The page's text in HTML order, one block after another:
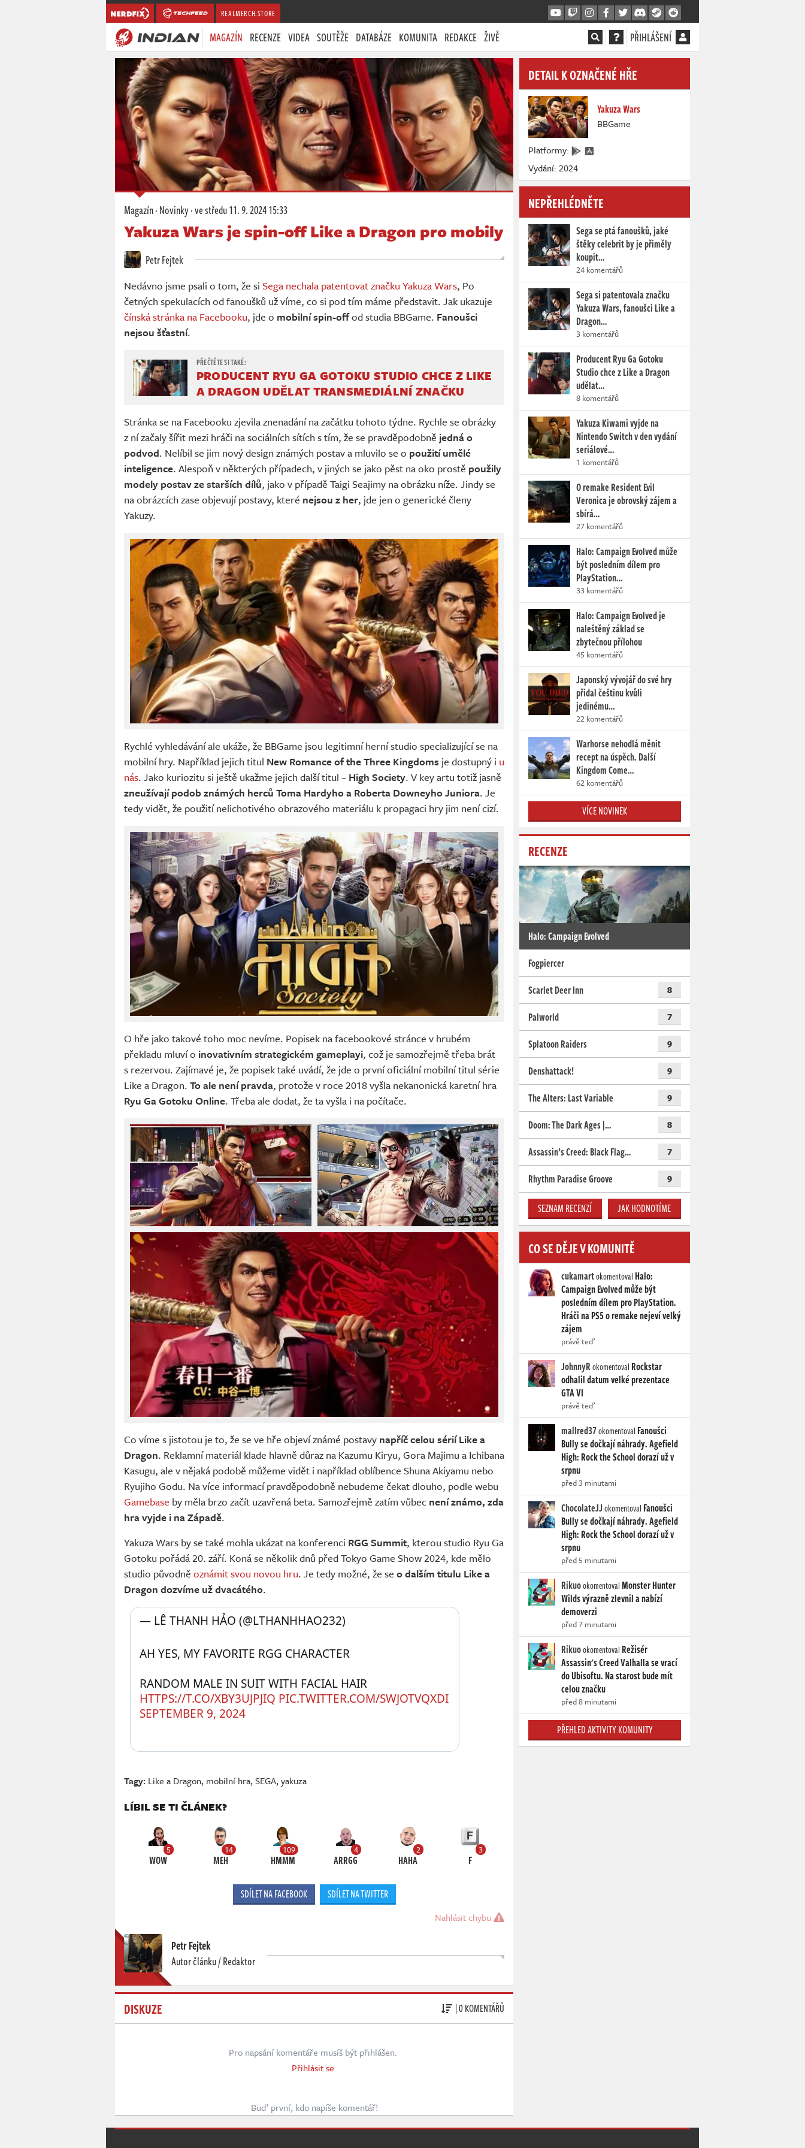
REALMERCH.STORE
MAGAZÍN RECENZE VIDEA SOUTĚŽE DATABÁZE KOMUNITA REDAKCE ŽIVĚ PŘIHLÁŠENÍ
Magazín·Novinky·ve středu11. 9. 2024 15:33
Yakuza Wars je spin-off Like a Dragon pro mobily
Petr Fejtek
Nedávno jsme psali o tom, že si Sega nechala patentovat značku Yakuza Wars, Po
četných spekulacích od fanoušků už víme, co si pod tím máme představit. Jak ukazuje
čínská stránka na Facebooku, jde o mobilní spin-offod studia BBGame. Fanoušci
nejsou šťastní.
PRODUCENT RYU GA GOTOKU STUDIO CHCE Z LIKE
A DRAGON UDĚLAT TRANSMEDIÁLNÍ ZNAČKU
Stránka se na Facebooku zjevila znenadání na začátku tohoto týdne. Rychle se obrázky
z ní začaly šířit mezi hráči na sociálních sítích s tím, že se pravděpodobně jedná o
podvod. Nelíbil se jim nový design známých postav a mluvilo se o použití umělé
inteligence. Alespoň v některých případech, v jiných se jako pěst na oko prostě použily
modely postav ze starších dílů, jako v případě Taigi Seajimy na obrázku níže. Jindy se
na obrázcích zase objevují postavy, které nejsou z her, jde jen o generické členy
Yakuzy.
Rychlé vyhledávání ale ukáže, že BBGame jsou legitimní herní studio specializující se na
mobilní hry. Například jejich titul New Romance of the Three Kingdoms je dostupný i u
nás. Jako kuriozitu si ještě ukažme jejich další titul – High Society. V key artu totiž jasně
zneužívají podob známých herců Toma Hardyho a Roberta Downeyho Juniora. Je
tedy vidět, že použití nelichotivého obrazového materiálu k propagaci hry jim není cizí.
O hře jako takové toho moc nevíme. Popisek na facebookové stránce v hrubém
překladu mluví o inovativním strategickém gameplayi, což je samozřejmě třeba brát
s rezervou. Zajímavé je, že popisek také uvádí, že jde o první oficiální mobilní titul série
Like a Dragon. To ale není pravda, protože v roce 2018 vyšla nekanonická karetní hra
Ryu Ga Gotoku Online. Třeba ale dodat, že ta vyšla i na počítače.
Co víme s jistotou je to, že se ve hře objeví známé postavy napříč celou sérií Like a
Dragon. Reklamní materiál klade hlavně důraz na Kazumu Kiryu, Gora Majimu a Ichibana
Kasugu, ale v nějaká podobě můžeme vidět i například oblíbence Shuna Akiyamu nebo
Ryujiho Godu. Na více informací pravděpodobně nebudeme čekat dlouho, podle webu
Gamebase by měla brzo začít uzavřená beta. Samozřejmě zatím vůbec není známo, zda
hra vyjde i na Západě.
Yakuza Wars by se také mohla ukázat na konferenci RGG Summit, kterou studio Ryu Ga
Gotoku pořádá 20. září. Koná se několik dnů před Tokyo Game Show 2024, kde mělo
studio původně oznámit svou novou hru. Je tedy možné, že se o dalším titulu Like a
Dragon dozvíme už dvacátého.
AH YES, MY FAVORITE RGG CHARACTER
HTTPS://T.CO/XBY3UJPJIQ PIC.TWITTER.COM/SWJOTVQXDI
— LÊ THANH HẢO (@LTHANHHAO232)
SEPTEMBER 9, 2024
Tagy: Like a Dragon, mobilní hra,SEGA,yakuza
LÍBIL SE TI ČLÁNEK?
5
WOW
14
MEH
109
HMMM
4
ARRGG
2
HAHA
3
F
SDÍLET NA FACEBOOK SDÍLET NA TWITTER
Nahlásit chybu
Petr Fejtek
Autor článku / Redaktor
DISKUZE | 0 KOMENTÁŘŮ
Pro napsání komentáře musíš být přihlášen.
Přihlásit se
Buď první, kdo napíše komentář!
DETAIL K OZNAČENÉ HŘE
Yakuza Wars
BBGame
Platformy:
Vydání: 2024
NEPŘEHLÉDNĚTE
Sega se ptá fanoušků, jaké
štěky celebrit by je přiměly
koupit…
24 komentářů
Sega si patentovala značku
Yakuza Wars, fanoušci Like a
Dragon…
3 komentářů
Producent Ryu Ga Gotoku
Studio chce z Like a Dragon
udělat…
8 komentářů
Yakuza Kiwami vyjde na
Nintendo Switch v den vydání
seriálové…
1 komentářů
O remake Resident Evil
Veronica je obrovský zájem a
sbírá…
27 komentářů
Halo: Campaign Evolved může
být posledním dílem pro
PlayStation…
33 komentářů
Halo: Campaign Evolved je
naleštěný základ se
zbytečnou přílohou
45 komentářů
Japonský vývojář do své hry
přidal češtinu kvůli
jedinému…
22 komentářů
Warhorse nehodlá měnit
recept na úspěch. Další
Kingdom Come…
62 komentářů
VÍCE NOVINEK
RECENZE
Halo: Campaign Evolved
Fogpiercer
Scarlet Deer Inn
8
Palworld 7
Splatoon Raiders 9
Denshattack! 9
The Alters: Last Variable 9
Doom: The Dark Ages |… 8
Assassin’s Creed: Black Flag… 7
Rhythm Paradise Groove 9
SEZNAM RECENZÍ JAK HODNOTÍME
CO SE DĚJE V KOMUNITĚ
cukamartokomentoval Halo:
Campaign Evolved může být
posledním dílem pro PlayStation.
Hráči na PS5 o remake nejeví velký
zájem
právě teď
JohnnyRokomentoval Rockstar
odhalil datum velké prezentace
GTA VI
právě teď
mallred37okomentoval Fanoušci
Bully se dočkají náhrady. Agefield
High: Rock the School dorazí už v
srpnu
před 3 minutami
ChocolateJJokomentoval Fanoušci
Bully se dočkají náhrady. Agefield
High: Rock the School dorazí už v
srpnu
před 5 minutami
RikuookomentovalMonster Hunter
Wilds výrazně zlevnil a nabízí
demoverzi
před 7 minutami
Rikuookomentoval Režisér
Assassin's Creed Valhalla se vrací
do Ubisoftu. Na starost bude mít
celou značku
před 8 minutami
PŘEHLED AKTIVITY KOMUNITY